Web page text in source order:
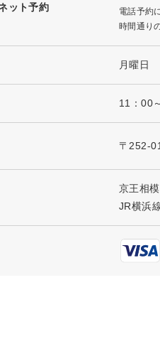
ット予約
電話予約
時間通り
月曜日
11：00
〒252-
京王相
JR横浜